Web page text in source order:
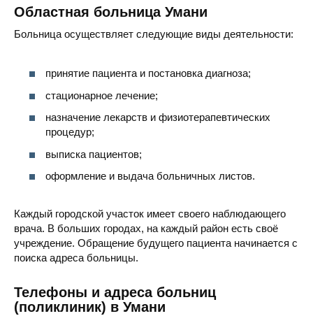
Областная больница Умани
Больница осуществляет следующие виды деятельности:
принятие пациента и постановка диагноза;
стационарное лечение;
назначение лекарств и физиотерапевтических
процедур;
выписка пациентов;
оформление и выдача больничных листов.
Каждый городской участок имеет своего наблюдающего
врача. В больших городах, на каждый район есть своё
учреждение. Обращение будущего пациента начинается с
поиска адреса больницы.
Телефоны и адреса больниц
(поликлиник) в Умани